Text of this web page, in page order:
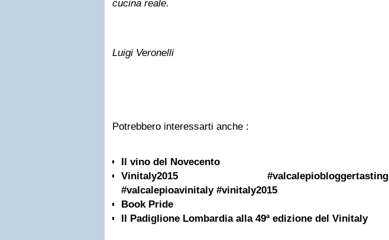
cucina reale.
Luigi Veronelli
Potrebbero interessarti anche :
Il vino del Novecento
Vinitaly2015 #valcalepiobloggertasting
#valcalepioavinitaly #vinitaly2015
Book Pride
Il Padiglione Lombardia alla 49ª edizione del Vinitaly